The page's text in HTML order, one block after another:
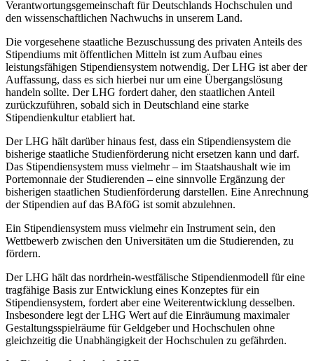
Verantwortungsgemeinschaft für Deutschlands Hochschulen und
den wissenschaftlichen Nachwuchs in unserem Land.
Die vorgesehene staatliche Bezuschussung des privaten Anteils des
Stipendiums mit öffentlichen Mitteln ist zum Aufbau eines
leistungsfähigen Stipendiensystem notwendig. Der LHG ist aber der
Auffassung, dass es sich hierbei nur um eine Übergangslösung
handeln sollte. Der LHG fordert daher, den staatlichen Anteil
zurückzuführen, sobald sich in Deutschland eine starke
Stipendienkultur etabliert hat.
Der LHG hält darüber hinaus fest, dass ein Stipendiensystem die
bisherige staatliche Studienförderung nicht ersetzen kann und darf.
Das Stipendiensystem muss vielmehr – im Staatshaushalt wie im
Portemonnaie der Studierenden – eine sinnvolle Ergänzung der
bisherigen staatlichen Studienförderung darstellen. Eine Anrechnung
der Stipendien auf das BAföG ist somit abzulehnen.
Ein Stipendiensystem muss vielmehr ein Instrument sein, den
Wettbewerb zwischen den Universitäten um die Studierenden, zu
fördern.
Der LHG hält das nordrhein-westfälische Stipendienmodell für eine
tragfähige Basis zur Entwicklung eines Konzeptes für ein
Stipendiensystem, fordert aber eine Weiterentwicklung desselben.
Insbesondere legt der LHG Wert auf die Einräumung maximaler
Gestaltungsspielräume für Geldgeber und Hochschulen ohne
gleichzeitig die Unabhängigkeit der Hochschulen zu gefährden.